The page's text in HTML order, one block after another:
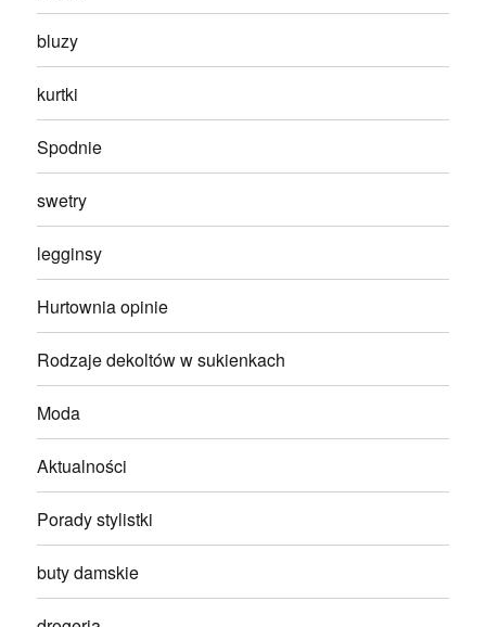
bluzy
kurtki
Spodnie
swetry
legginsy
Hurtownia opinie
Rodzaje dekoltów w sukienkach
Moda
Aktualności
Porady stylistki
buty damskie